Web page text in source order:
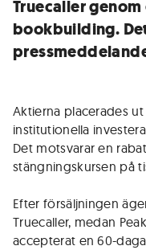
Truecaller
bookbuilding.
Aktierna placerades
institutionella
Det motsvarar en
stängningskursen på
Efter försäljningen
Truecaller, medan
accepterat en 60-